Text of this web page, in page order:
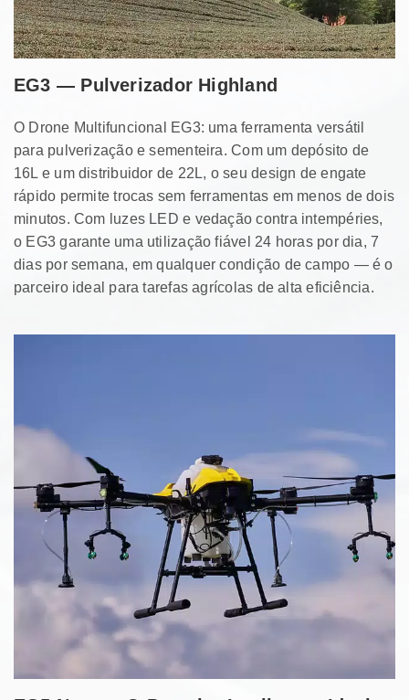
EG3 — Pulverizador Highland
O Drone Multifuncional EG3: uma ferramenta versátil
para pulverização e sementeira. Com um depósito de
16L e um distribuidor de 22L, o seu design de engate
rápido permite trocas sem ferramentas em menos de dois
minutos. Com luzes LED e vedação contra intempéries,
o EG3 garante uma utilização fiável 24 horas por dia, 7
dias por semana, em qualquer condição de campo — é o
parceiro ideal para tarefas agrícolas de alta eficiência.